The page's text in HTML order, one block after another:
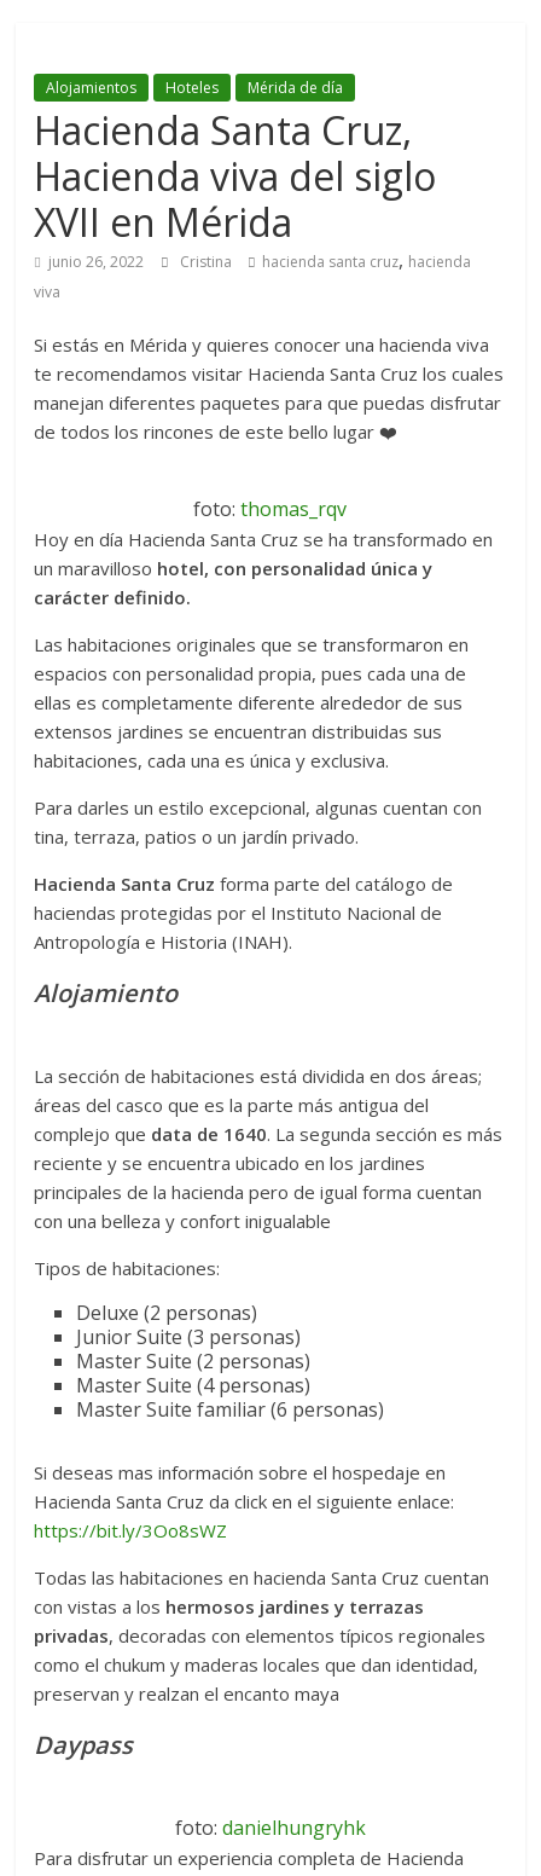
Alojamientos Hoteles Mérida de día
Hacienda Santa Cruz,
Hacienda viva del siglo
XVII en Mérida
junio 26, 2022 Cristina hacienda santa cruz, hacienda
viva
Si estás en Mérida y quieres conocer una hacienda viva
te recomendamos visitar Hacienda Santa Cruz los cuales
manejan diferentes paquetes para que puedas disfrutar
de todos los rincones de este bello lugar ❤️
foto: thomas_rqv
Hoy en día Hacienda Santa Cruz se ha transformado en
un maravilloso hotel, con personalidad única y
carácter definido.
Las habitaciones originales que se transformaron en
espacios con personalidad propia, pues cada una de
ellas es completamente diferente alrededor de sus
extensos jardines se encuentran distribuidas sus
habitaciones, cada una es única y exclusiva.
Para darles un estilo excepcional, algunas cuentan con
tina, terraza, patios o un jardín privado.
Hacienda Santa Cruz forma parte del catálogo de
haciendas protegidas por el Instituto Nacional de
Antropología e Historia (INAH).
Alojamiento
La sección de habitaciones está dividida en dos áreas;
áreas del casco que es la parte más antigua del
complejo que data de 1640. La segunda sección es más
reciente y se encuentra ubicado en los jardines
principales de la hacienda pero de igual forma cuentan
con una belleza y confort inigualable
Tipos de habitaciones:
Deluxe (2 personas)
Junior Suite (3 personas)
Master Suite (2 personas)
Master Suite (4 personas)
Master Suite familiar (6 personas)
Si deseas mas información sobre el hospedaje en
Hacienda Santa Cruz da click en el siguiente enlace:
https://bit.ly/3Oo8sWZ
Todas las habitaciones en hacienda Santa Cruz cuentan
con vistas a los hermosos jardines y terrazas
privadas, decoradas con elementos típicos regionales
como el chukum y maderas locales que dan identidad,
preservan y realzan el encanto maya
Daypass
foto: danielhungryhk
Para disfrutar un experiencia completa de Hacienda